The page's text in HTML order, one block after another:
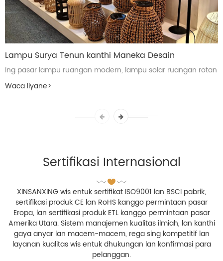
Lampu Surya Tenun kanthi Maneka Desain
Ing pasar lampu ruangan modern, lampu solar ruangan rotan
wis dadi pilihan sing cocog kanggo lampu latar, kebon lan
Waca liyane>
Sertifikasi Internasional
XINSANXING wis entuk sertifikat ISO9001 lan BSCI pabrik,
sertifikasi produk CE lan RoHS kanggo permintaan pasar
Eropa, lan sertifikasi produk ETL kanggo permintaan pasar
Amerika Utara. Sistem manajemen kualitas ilmiah, lan kanthi
gaya anyar lan macem-macem, rega sing kompetitif lan
layanan kualitas wis entuk dhukungan lan konfirmasi para
pelanggan.